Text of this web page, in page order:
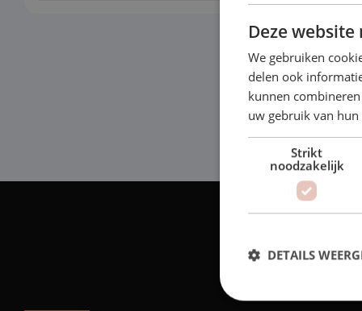
Deze
We gebruiken
delen ook
kunnen
uw gebruik van hun
Strikt
noodzakelijk
DETAILS